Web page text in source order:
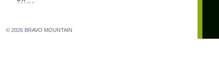
© 2026 BRAVO MOUNTAIN